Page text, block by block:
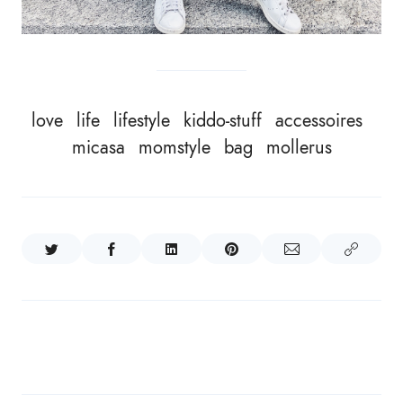
love life lifestyle kiddo-stuff accessoires
micasa
momstyle bag mollerus